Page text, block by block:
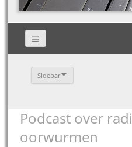
Sidebar
Podcast over
oorwurmen